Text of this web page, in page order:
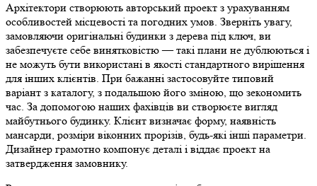
Архітектори створюють авторський проект з урахуванням
особливостей місцевості та погодних умов. Зверніть увагу,
замовляючи оригінальні будинки з дерева під ключ, ви
забезпечуєте себе винятковістю — такі плани не дублюються і
не можуть бути використані в якості стандартного вирішення
для інших клієнтів. При бажанні застосовуйте типовий
варіант з каталогу, з подальшою його зміною, що зекономить
час. За допомогою наших фахівців ви створюєте вигляд
майбутнього будинку. Клієнт визначає форму, наявність
мансарди, розміри віконних прорізів, будь-які інші параметри.
Дизайнер грамотно компонує деталі і віддає проект на
затвердження замовнику.